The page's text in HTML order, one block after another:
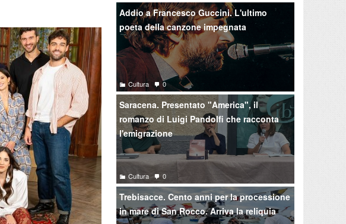
Addio a Francesco Guccini. L'ultimo
poeta della canzone impegnata
Cultura 0
Saracena. Presentato "America", il
romanzo di Luigi Pandolfi che racconta
l'emigrazione
Cultura 0
Trebisacce. Cento anni per la processione
in mare di San Rocco. Arriva la reliquia